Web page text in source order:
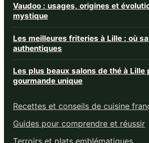
Vaudoo : usages, origines et
mystique
Les meilleures friteries à Lille : où
authentiques
Les plus beaux salons de thé à Lille
gourmande unique
Recettes et conseils de cuisine
Guides pour comprendre et réussir
Terroirs et plats emblématiques